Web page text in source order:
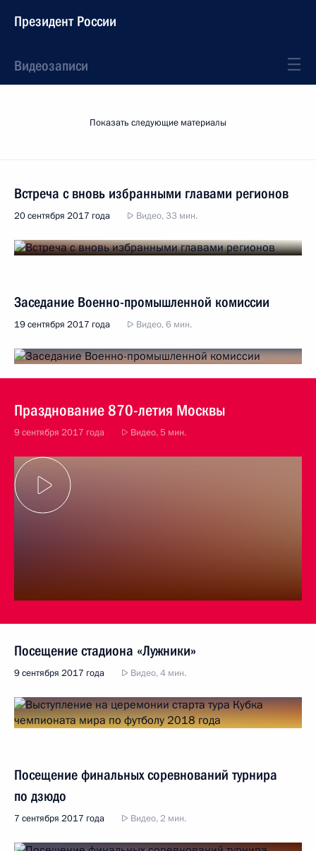
Президент России
Видеозаписи
Показать следующие материалы
Встреча с вновь избранными главами регионов
20 сентября 2017 года Видео, 33 мин.
Заседание Военно-промышленной комиссии
19 сентября 2017 года Видео, 6 мин.
Празднование 870-летия Москвы
9 сентября 2017 года Видео, 5 мин.
Посещение стадиона «Лужники»
9 сентября 2017 года Видео, 4 мин.
Посещение финальных соревнований турнира
по дзюдо
7 сентября 2017 года Видео, 2 мин.